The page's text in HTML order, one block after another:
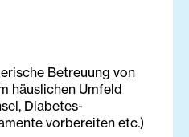
Betreuung von
häuslichen Umfeld
Diabetes-
vorbereiten etc.)